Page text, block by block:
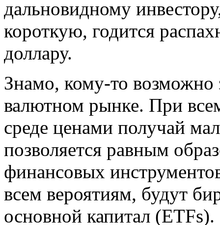
дальновидному
короткую, годится
доллару.
Знамо, кому-то возможно
валютном рынке. При
среде ценами получай
позволяется равным
финансовых
всем вероятиям, будут
основной капитал